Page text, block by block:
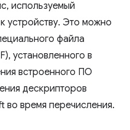
используемый
устройству. Это можно
файла
установленного в
встроенного ПО
дескрипторов
время перечисления.